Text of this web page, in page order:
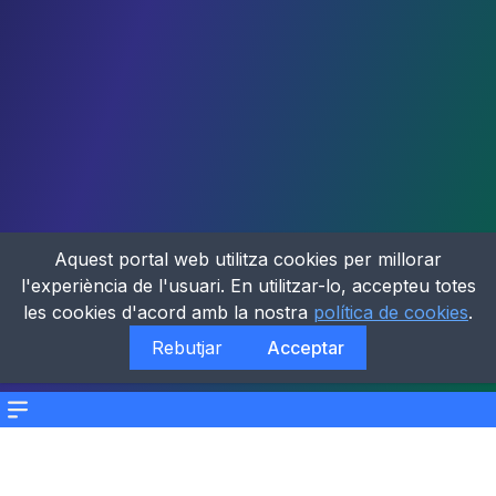
Menu
Aquest portal web utilitza cookies per millorar
l'experiència de l'usuari. En utilitzar-lo, accepteu totes
les cookies d'acord amb la nostra política de cookies.
Rebutjar
Acceptar